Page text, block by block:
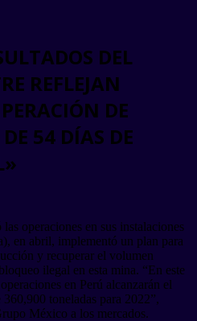
DEL
REFLEJAN
DE
54 DÍAS DE
operaciones en sus instalaciones
en abril, implementó un plan para
y recuperar el volumen
ilegal en esta mina. “En este
en Perú alcanzarán el
toneladas para 2022”,
México a los mercados.